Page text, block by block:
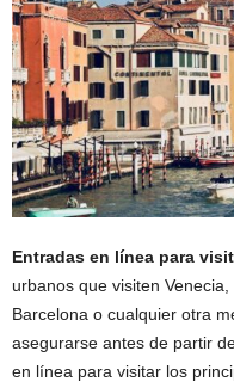
Entradas en línea para
urbanos que visiten
Barcelona o cualquier otra
asegurarse antes de partir
en línea para visitar los